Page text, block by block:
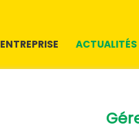
ENTREPRISE ACTUALITÉS